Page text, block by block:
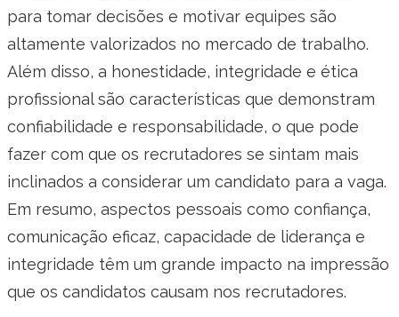
para tomar decisões e motivar equipes são
altamente valorizados no mercado de trabalho.
Além disso, a honestidade, integridade e ética
profissional são características que demonstram
confiabilidade e responsabilidade, o que pode
fazer com que os recrutadores se sintam mais
inclinados a considerar um candidato para a vaga.
Em resumo, aspectos pessoais como confiança,
comunicação eficaz, capacidade de liderança e
integridade têm um grande impacto na impressão
que os candidatos causam nos recrutadores.